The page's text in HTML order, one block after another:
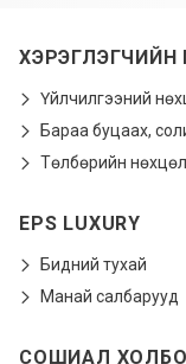
Үйлчилгээний
Бараа буцаах,
Төлбөрийн нөхцөл
EPS LUXURY
Бидний тухай
Манай салбарууд
СОШИАЛ